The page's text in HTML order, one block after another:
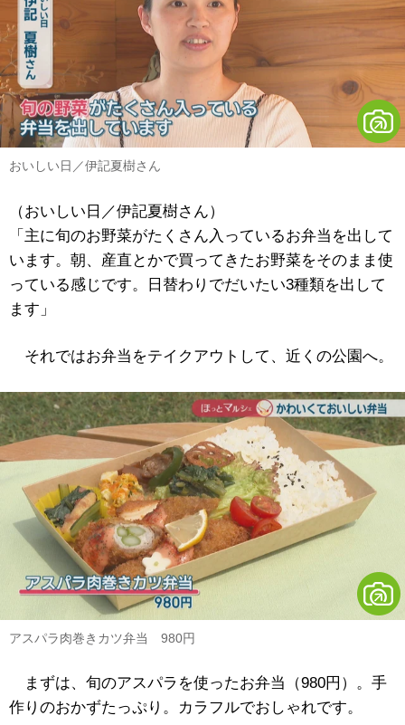
おいしい日／伊記夏樹さん
（おいしい日／伊記夏樹さん）
「主に旬のお野菜がたくさん入っているお弁当を出して
います。朝、産直とかで買ってきたお野菜をそのまま使
っている感じです。日替わりでだいたい3種類を出して
ます」
それではお弁当をテイクアウトして、近くの公園へ。
アスパラ肉巻きカツ弁当 980円
まずは、旬のアスパラを使ったお弁当（980円）。手
作りのおかずたっぷり。カラフルでおしゃれです。